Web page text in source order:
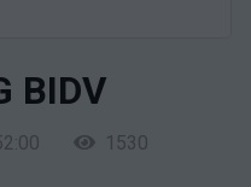
BIDV
1530